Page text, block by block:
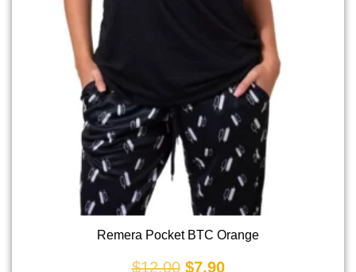
Remera Pocket BTC Orange
$12,00 $7,90